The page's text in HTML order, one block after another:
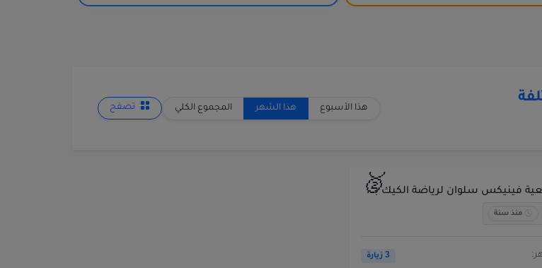
هذا الأسبوع هذا الشهر المجموع الكلي تصفح
🥈
جمعية فينيكس سلوان لرياضة الكيك بوكسينغ
منذ سنة
3 زيارة